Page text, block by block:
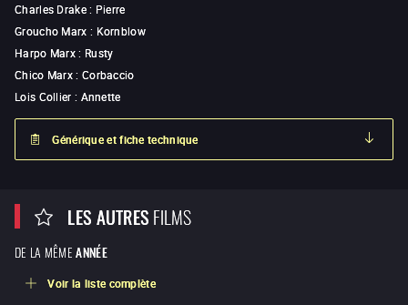
Charles Drake: Pierre
Groucho Marx : Kornblow
Harpo Marx: Rusty
Chico Marx: Corbaccio
Lois Collier : Annette
Générique et fiche technique
LES AUTRESFILMS
DE LA MÊME ANNÉE
Voir la liste complète